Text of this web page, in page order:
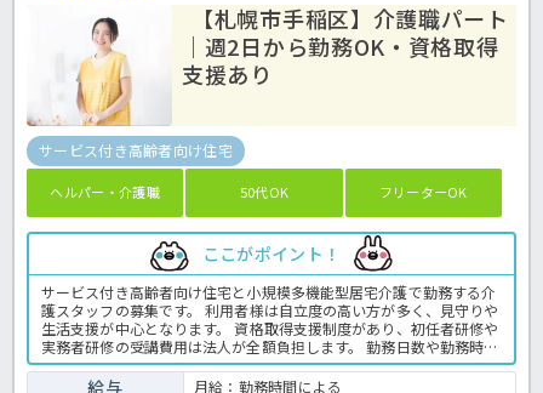
【札幌市手稲区】介護職パート
｜週2日から勤務OK・資格取得
支援あり
サービス付き高齢者向け住宅
ヘルパー・介護職 50代OK フリーターOK
ここがポイント！
サービス付き高齢者向け住宅と小規模多機能型居宅介護で勤務する介
護スタッフの募集です。 利用者様は自立度の高い方が多く、見守りや
生活支援が中心となります。 資格取得支援制度があり、初任者研修や
実務者研修の受講費用は法人が全額負担します。 勤務日数や勤務時間
も相談できるため、扶養内勤務や家庭との両立を目指す方にもおすす
めです。 介護の知識や技術を身につけながら働きたい方は、ぜひご応
給与
月給：勤務時間による